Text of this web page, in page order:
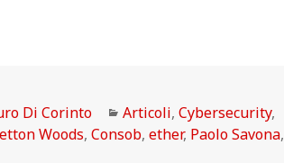
Di Corinto Categorie
Articoli,Cybersecurity,
Woods,Consob,ether, Paolo Savona